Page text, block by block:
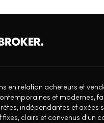
en relation acheteurs et
et modernes,
indépendantes et axées
fixes, clairs et convenus d'un